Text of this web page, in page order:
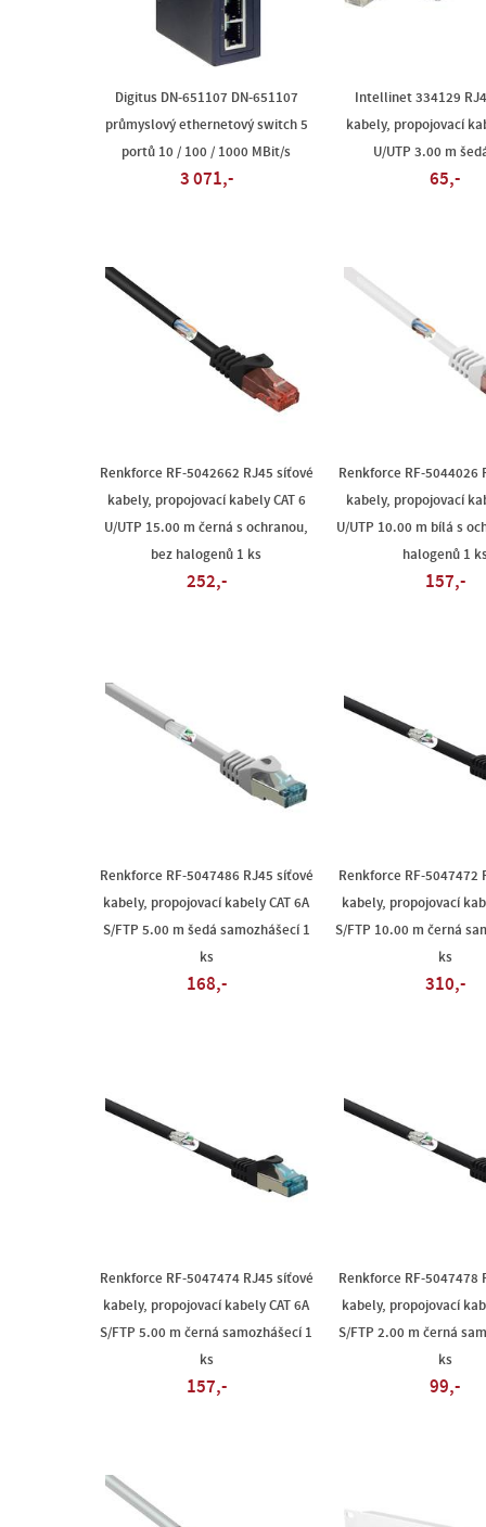
Digitus DN-651107 DN-651107
průmyslový ethernetový switch 5
portů 10 / 100 / 1000 MBit/s
3 071,-
Intellinet 334129
kabely, propojovací
U/UTP 3.00 m
65,-
Renkforce RF-5042662 RJ45 síťové
kabely, propojovací kabely CAT 6
U/UTP 15.00 m černá s ochranou,
bez halogenů 1 ks
252,-
Renkforce RF-5044026
kabely, propojovací
U/UTP 10.00 m bílá s
halogenů 1
157,-
Renkforce RF-5047486 RJ45 síťové
kabely, propojovací kabely CAT 6A
S/FTP 5.00 m šedá samozhášecí 1
ks
168,-
Renkforce RF-5047472
kabely, propojovací
S/FTP 10.00 m černá
ks
310,-
Renkforce RF-5047474 RJ45 síťové
kabely, propojovací kabely CAT 6A
S/FTP 5.00 m černá samozhášecí 1
ks
157,-
Renkforce RF-5047478
kabely, propojovací
S/FTP 2.00 m černá
ks
99,-